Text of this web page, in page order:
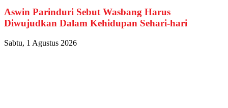
Aswin Parinduri Sebut Wasbang Harus
Diwujudkan Dalam Kehidupan Sehari-hari
Sabtu, 1 Agustus 2026